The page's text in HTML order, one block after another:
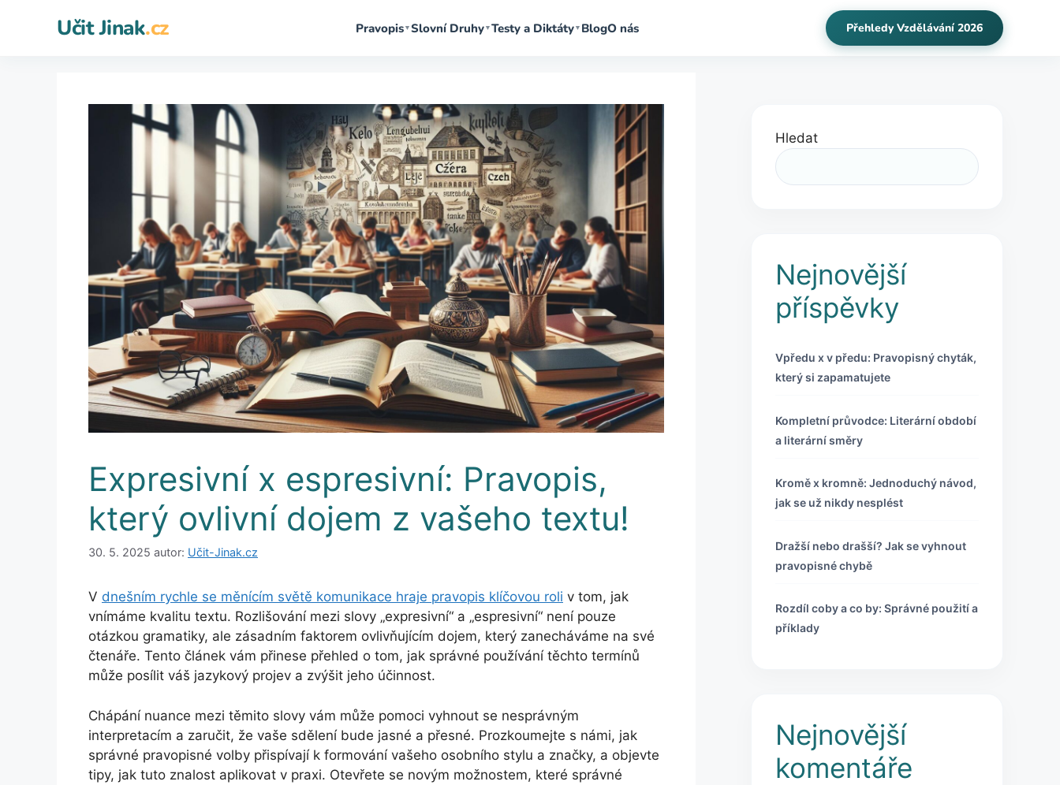
Učit Jinak.cz Pravopis▼Slovní Druhy▼Testy a Diktáty▼ BlogO nás Přehledy Vzdělávání 2026
Expresivní x espresivní: Pravopis,
který ovlivní dojem z vašeho textu!
30. 5. 2025 autor: Učit-Jinak.cz
V dnešním rychle se měnícím světě komunikace hraje pravopis klíčovou roli v tom, jak
vnímáme kvalitu textu. Rozlišování mezi slovy „expresivní“ a „espresivní“ není pouze
otázkou gramatiky, ale zásadním faktorem ovlivňujícím dojem, který zanecháváme na své
čtenáře. Tento článek vám přinese přehled o tom, jak správné používání těchto termínů
může posílit váš jazykový projev a zvýšit jeho účinnost.
Chápání nuance mezi těmito slovy vám může pomoci vyhnout se nesprávným
interpretacím a zaručit, že vaše sdělení bude jasné a přesné. Prozkoumejte s námi, jak
správné pravopisné volby přispívají k formování vašeho osobního stylu a značky, a objevte
tipy, jak tuto znalost aplikovat v praxi. Otevřete se novým možnostem, které správné
Hledat
Nejnovější
příspěvky
Vpředu x v předu: Pravopisný chyták,
který si zapamatujete
Kompletní průvodce: Literární období
a literární směry
Kromě x kromně: Jednoduchý návod,
jak se už nikdy nesplést
Dražší nebo drašší? Jak se vyhnout
pravopisné chybě
Rozdíl coby a co by: Správné použití a
příklady
Nejnovější
komentáře